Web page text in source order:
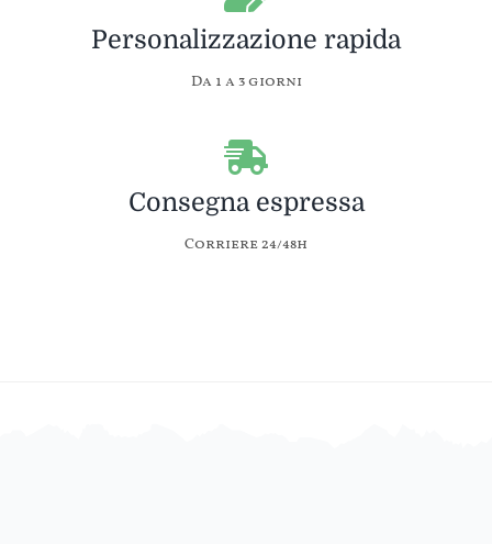
Personalizzazione rapida
Da 1 a 3 giorni
Consegna espressa
Corriere 24/48h